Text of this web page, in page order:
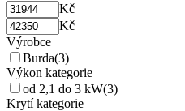
Kč
Kč
Výrobce
Burda(3)
Výkon kategorie
od 2,1 do 3 kW(3)
Krytí kategorie